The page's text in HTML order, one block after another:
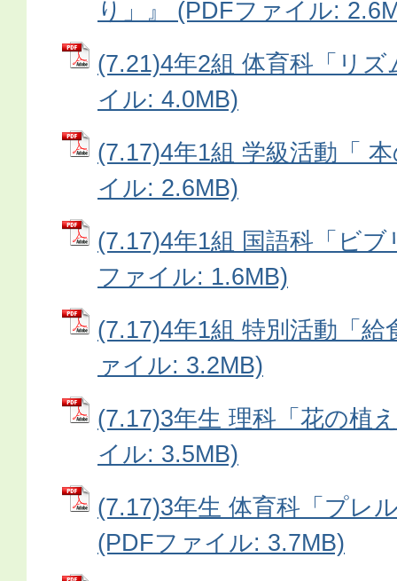
り」』 (PDFファイル:
(7.21)4年2組 体育科「リ
イル: 4.0MB)
(7.17)4年1組 学級活動「
イル: 2.6MB)
(7.17)4年1組 国語科「ビ
ファイル: 1.6MB)
(7.17)4年1組 特別活動「
ァイル: 3.2MB)
(7.17)3年生 理科「花の植
イル: 3.5MB)
(7.17)3年生 体育科「プレ
(PDFファイル: 3.7MB)